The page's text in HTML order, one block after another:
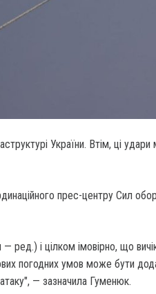
України. Втім, ці
прес-центру Сил
ред.) і цілком імовірно, що
погодних умов може бути
— зазначила Гуменюк.